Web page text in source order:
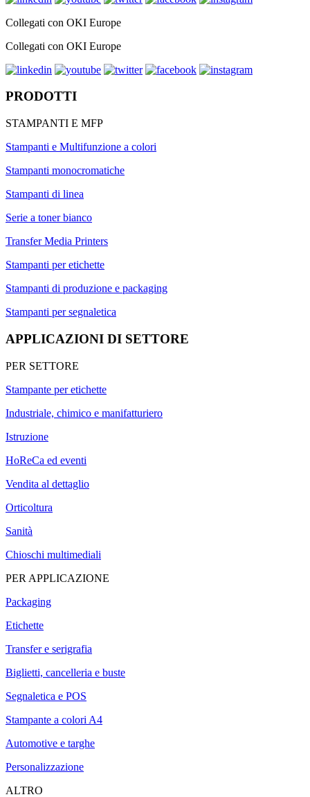
Collegati con OKI Europe
Collegati con OKI Europe
PRODOTTI
STAMPANTI E MFP
Stampanti e Multifunzione a colori
Stampanti monocromatiche
Stampanti di linea
Serie a toner bianco
Transfer Media Printers
Stampanti per etichette
Stampanti di produzione e packaging
Stampanti per segnaletica
APPLICAZIONI DI SETTORE
PER SETTORE
Stampante per etichette
Industriale, chimico e manifatturiero
Istruzione
HoReCa ed eventi
Vendita al dettaglio
Orticoltura
Sanità
Chioschi multimediali
PER APPLICAZIONE
Packaging
Etichette
Transfer e serigrafia
Biglietti, cancelleria e buste
Segnaletica e POS
Stampante a colori A4
Automotive e targhe
Personalizzazione
ALTRO